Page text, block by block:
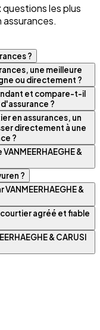
les plus
?
une meilleure
ou directement ?
et compare-t-il
?
en assurances, un
directement à une
?
&
?
&
courtier agréé et fiable
& CARUSI